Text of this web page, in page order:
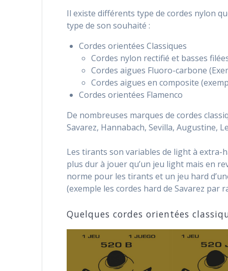
Il existe différents type de cordes nylon
type de son souhaité :
Cordes orientées Classiques
Cordes nylon rectifié et basses
Cordes aigues Fluoro-carbone
Cordes aigues en composite
Cordes orientées Flamenco
De nombreuses marques de cordes
Savarez, Hannabach, Sevilla, Augustine,
Les tirants son variables de light à
plus dur à jouer qu’un jeu light mais en
norme pour les tirants et un jeu hard
(exemple les cordes hard de Savarez par
Quelques cordes orientées